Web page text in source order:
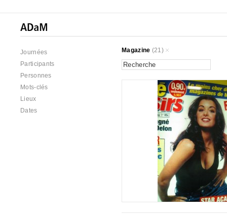
Journées
Participants
Personnes
Mots-clés
Lieux
Dates
Magazine (21)